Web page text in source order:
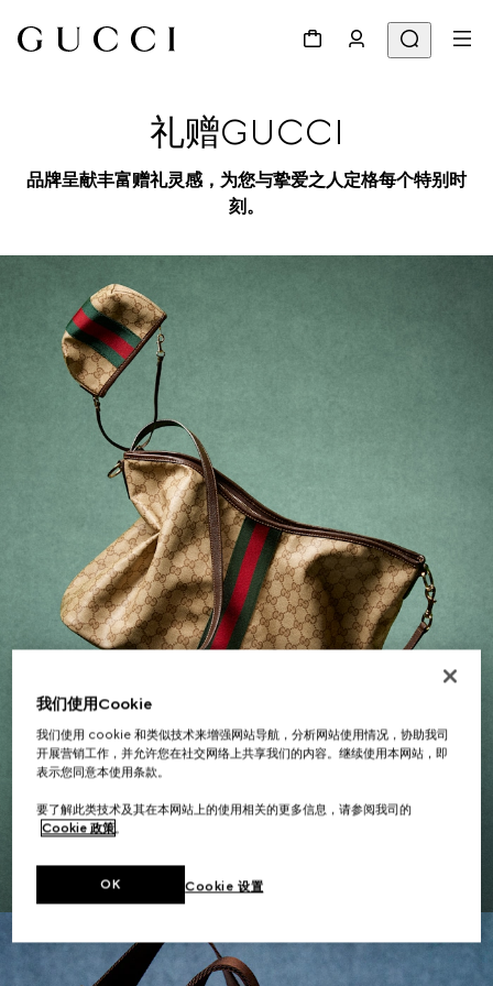
礼赠GUCCI
品牌呈献丰富赠礼灵感，为您与挚爱之人定格每个特别时
刻。
我们使用Cookie
我们使用 cookie 和类似技术来增强网站导航，分析网站使用情况，协助我司
开展营销工作，并允许您在社交网络上共享我们的内容。继续使用本网站，即
表示您同意本使用条款。
要了解此类技术及其在本网站上的使用相关的更多信息，请参阅我司的
Cookie 政策。
Cookie 设置
OK